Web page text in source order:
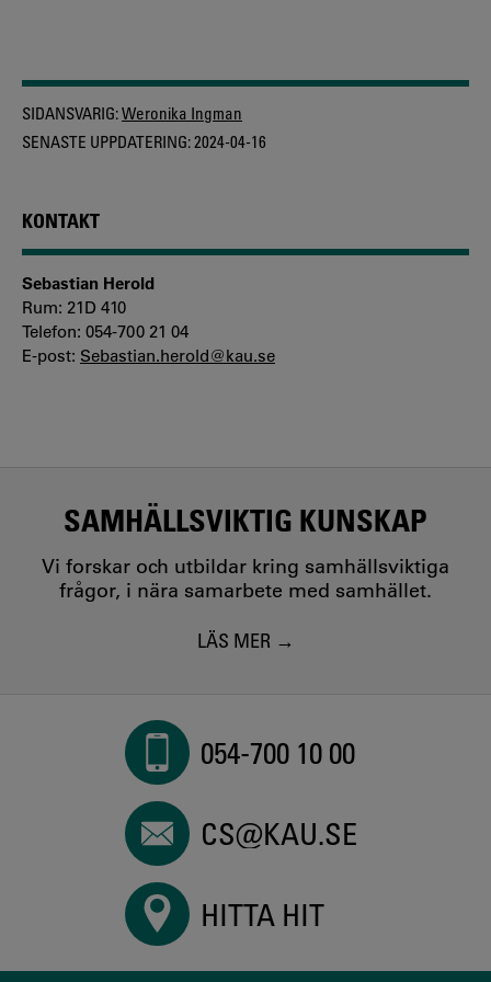
SIDANSVARIG:Weronika Ingman
SENASTE UPPDATERING:2024-04-16
KONTAKT
Sebastian Herold
Rum: 21D 410
Telefon: 054-700 21 04
E-post: Sebastian.herold@kau.se
SAMHÄLLSVIKTIG KUNSKAP
Vi forskar och utbildar kring samhällsviktiga
frågor, i nära samarbete med samhället.
LÄS MER
054-700 10 00
CS@KAU.SE
HITTA HIT